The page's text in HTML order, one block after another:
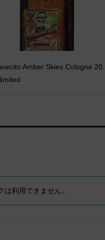
Amber Skies Cologne 20
は利用できません。